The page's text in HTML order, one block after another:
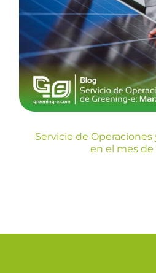
Servicio de
Mantenimiento
Blog
Servicio de
en el mes de